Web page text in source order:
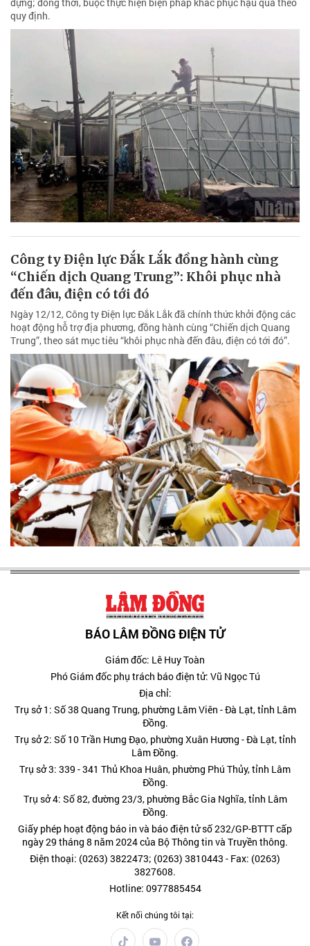
quy định.
Công ty Điện lực Đắk Lắk đồng hành cùng
“Chiến dịch Quang Trung”: Khôi phục nhà
đến đâu, điện có tới đó
Ngày 12/12, Công ty Điện lực Đắk Lắk đã chính thức khởi động các
hoạt động hỗ trợ địa phương, đồng hành cùng “Chiến dịch Quang
Trung”, theo sát mục tiêu “khôi phục nhà đến đâu, điện có tới đó”.
BÁO LÂM ĐỒNG ĐIỆN TỬ
Giám đốc: Lê Huy Toàn
Phó Giám đốc phụ trách báo điện tử: Vũ Ngọc Tú
Địa chỉ:
Trụ sở 1: Số 38 Quang Trung, phường Lâm Viên - Đà Lạt, tỉnh Lâm
Đồng.
Trụ sở 2: Số 10 Trần Hưng Đạo, phường Xuân Hương - Đà Lạt, tỉnh
Lâm Đồng.
Trụ sở 3: 339 - 341 Thủ Khoa Huân, phường Phú Thủy, tỉnh Lâm
Đồng.
Trụ sở 4: Số 82, đường 23/3, phường Bắc Gia Nghĩa, tỉnh Lâm
Đồng.
Giấy phép hoạt động báo in và báo điện tử số 232/GP-BTTT cấp
ngày 29 tháng 8 năm 2024 của Bộ Thông tin và Truyền thông.
Điện thoại: (0263) 3822473; (0263) 3810443 - Fax: (0263)
3827608.
Hotline: 0977885454
Kết nối chúng tôi tại: